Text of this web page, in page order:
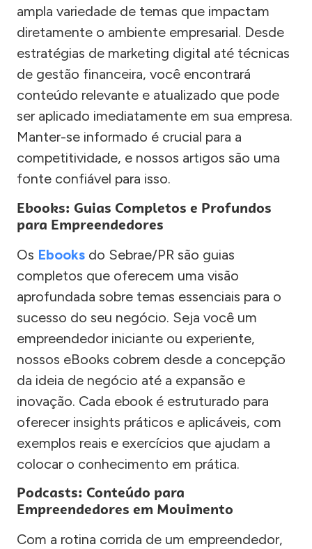
ampla variedade de temas que impactam
diretamente o ambiente empresarial. Desde
estratégias de marketing digital até técnicas
de gestão financeira, você encontrará
conteúdo relevante e atualizado que pode
ser aplicado imediatamente em sua empresa.
Manter-se informado é crucial para a
competitividade, e nossos artigos são uma
fonte confiável para isso.
Ebooks: Guias Completos e Profundos
para Empreendedores
Os Ebooks do Sebrae/PR são guias
completos que oferecem uma visão
aprofundada sobre temas essenciais para o
sucesso do seu negócio. Seja você um
empreendedor iniciante ou experiente,
nossos eBooks cobrem desde a concepção
da ideia de negócio até a expansão e
inovação. Cada ebook é estruturado para
oferecer insights práticos e aplicáveis, com
exemplos reais e exercícios que ajudam a
colocar o conhecimento em prática.
Podcasts: Conteúdo para
Empreendedores em Movimento
Com a rotina corrida de um empreendedor,